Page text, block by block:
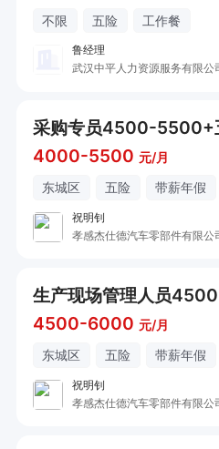
不限 五险 工作餐
鲁经理
武汉中平人力资源服务有限公
采购专员4500-5500+
4000-5500 元/月
东城区 五险 带薪年假
祝明钊
孝感杰仕德汽车零部件有限公
生产现场管理人员
4500-6000 元/月
东城区 五险 带薪年假
祝明钊
孝感杰仕德汽车零部件有限公